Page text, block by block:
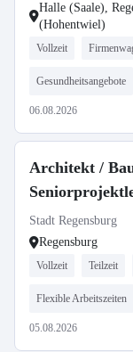
Halle (Saale),
(Hohentwiel)
Vollzeit
Gesundheitsangebote
06.08.2026
Architekt /
Stadt Regensburg
Regensburg
Vollzeit Teilzeit
Flexible Arbeitszeiten
05.08.2026